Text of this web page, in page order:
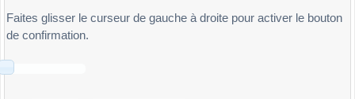
Faites glisser le curseur de gauche à droite pour activer le bouton
de confirmation.